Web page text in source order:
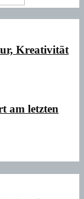
Kreativität
am letzten